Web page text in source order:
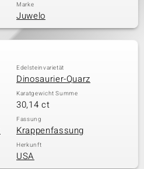
Marke
Juwelo
Edelsteinvarietät
Dinosaurier-Quarz
Karatgewicht Summe
30,14 ct
Fassung
Krappenfassung
Herkunft
USA